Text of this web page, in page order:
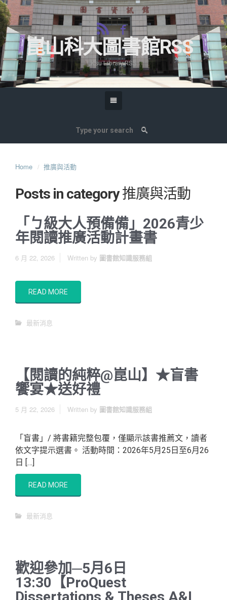
崑山科大圖書館RSS
Ksu Library RSS
Home 推廣與活動
Posts in category推廣與活動
「ㄅ級大人預備備」2026青少
年閱讀推廣活動計畫書
6 月 22, 2026 Written by 圖書館知識服務組
READ MORE
最新消息
【閱讀的純粹@崑山】★盲書
饗宴★送好禮
5 月 22, 2026 Written by 圖書館知識服務組
「盲書」/ 將書籍完整包覆，僅顯示該書推薦文，讀者
依文字提示選書。 活動時間：2026年5月25日至6月26
日 […]
READ MORE
最新消息
歡迎參加─5月6日
13:30【ProQuest